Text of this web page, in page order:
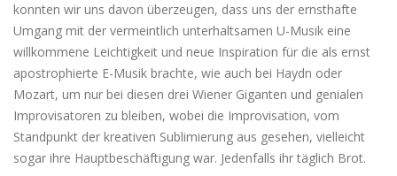
konnten wir uns davon überzeugen, dass uns der ernsthafte
Umgang mit der vermeintlich unterhaltsamen U-Musik eine
willkommene Leichtigkeit und neue Inspiration für die als ernst
apostrophierte E-Musik brachte, wie auch bei Haydn oder
Mozart, um nur bei diesen drei Wiener Giganten und genialen
Improvisatoren zu bleiben, wobei die Improvisation, vom
Standpunkt der kreativen Sublimierung aus gesehen, vielleicht
sogar ihre Hauptbeschäftigung war. Jedenfalls ihr täglich Brot.